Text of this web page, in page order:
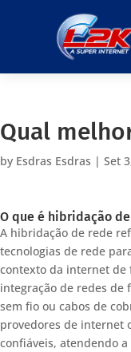
Qual
by Esdras Esdras | Set
O que é hibridação
A hibridação de rede
tecnologias de rede
contexto da internet de
integração de redes de
sem fio ou cabos de
provedores de internet
confiáveis, atendendo